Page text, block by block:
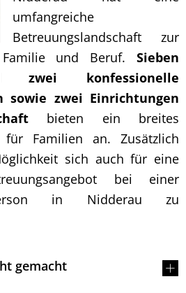
umfangreiche
Betreuungslandschaft zur
und Beruf. Sieben
zwei konfessionelle
sowie zwei Einrichtungen
bieten ein breites
für Familien an. Zusätzlich
sich auch für eine
bei einer
in Nidderau zu
gemacht